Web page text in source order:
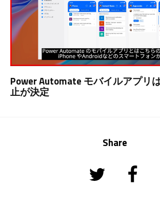
Power Automate モバイルアプリ
止が決定
Share